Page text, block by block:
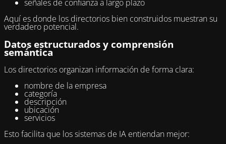
señales de confianza a largo plazo
Aquí es donde los directorios bien construidos muestran su
verdadero potencial.
Datos estructurados y comprensión
semántica
Los directorios organizan información de forma clara:
nombre de la empresa
categoría
descripción
ubicación
servicios
Esto facilita que los sistemas de IA entiendan mejor: